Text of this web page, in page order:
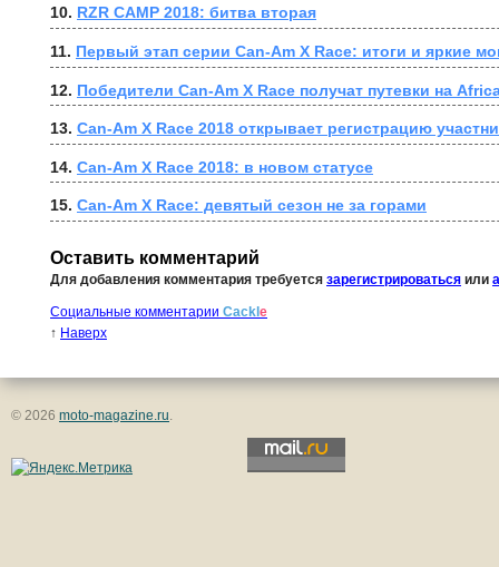
10. RZR CAMP 2018: битва вторая
11. Первый этап серии Can-Am X Race: итоги и яркие
12. Победители Can-Am X Race получат путевки на
13. Can-Am X Race 2018 открывает регистрацию
14. Can-Am X Race 2018: в новом статусе
15. Can-Am X Race: девятый сезон не за горами
Оставить комментарий
Для добавления комментария требуется зарегистрироваться или
Социальные комментарии Cackl e
↑ Наверх
© 2026 moto-magazine.ru.